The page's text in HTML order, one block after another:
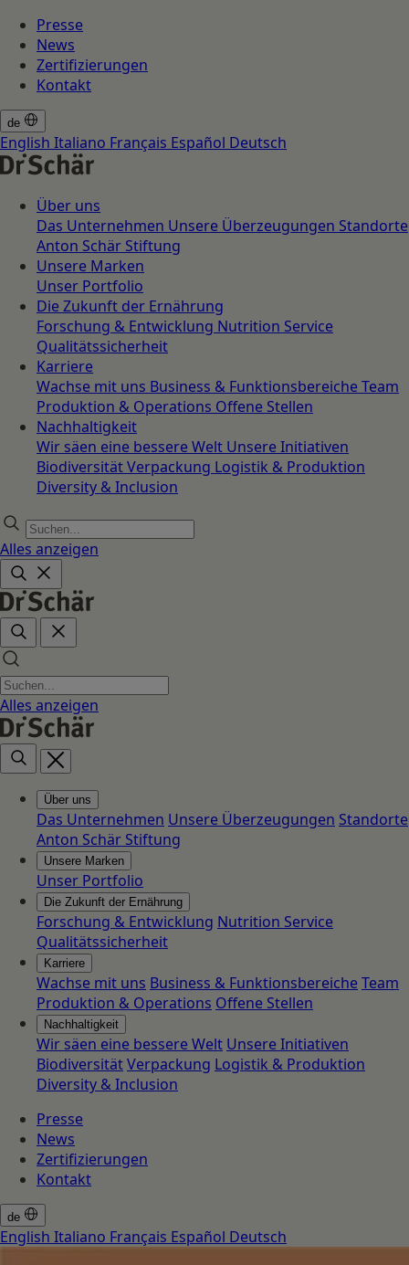
Presse
News
Zertifizierungen
Kontakt
de
English Italiano Français Español Deutsch
Über uns
Das Unternehmen Unsere Überzeugungen Standorte
Anton Schär Stiftung
Unsere Marken
Unser Portfolio
Die Zukunft der Ernährung
Forschung & Entwicklung Nutrition Service
Qualitätssicherheit
Karriere
Wachse mit uns Business & Funktionsbereiche Team
Produktion & Operations Offene Stellen
Nachhaltigkeit
Wir säen eine bessere Welt Unsere Initiativen
BiodiversitätVerpackung Logistik & Produktion
Diversity & Inclusion
Alles anzeigen
Alles anzeigen
Über uns
Das Unternehmen Unsere Überzeugungen Standorte
Anton Schär Stiftung
Unsere Marken
Unser Portfolio
Die Zukunft der Ernährung
Forschung & Entwicklung Nutrition Service
Qualitätssicherheit
Karriere
Wachse mit uns Business & Funktionsbereiche Team
Produktion & Operations Offene Stellen
Nachhaltigkeit
Wir säen eine bessere Welt Unsere Initiativen
BiodiversitätVerpackung Logistik & Produktion
Diversity & Inclusion
Presse
News
Zertifizierungen
Kontakt
de
English Italiano Français Español Deutsch